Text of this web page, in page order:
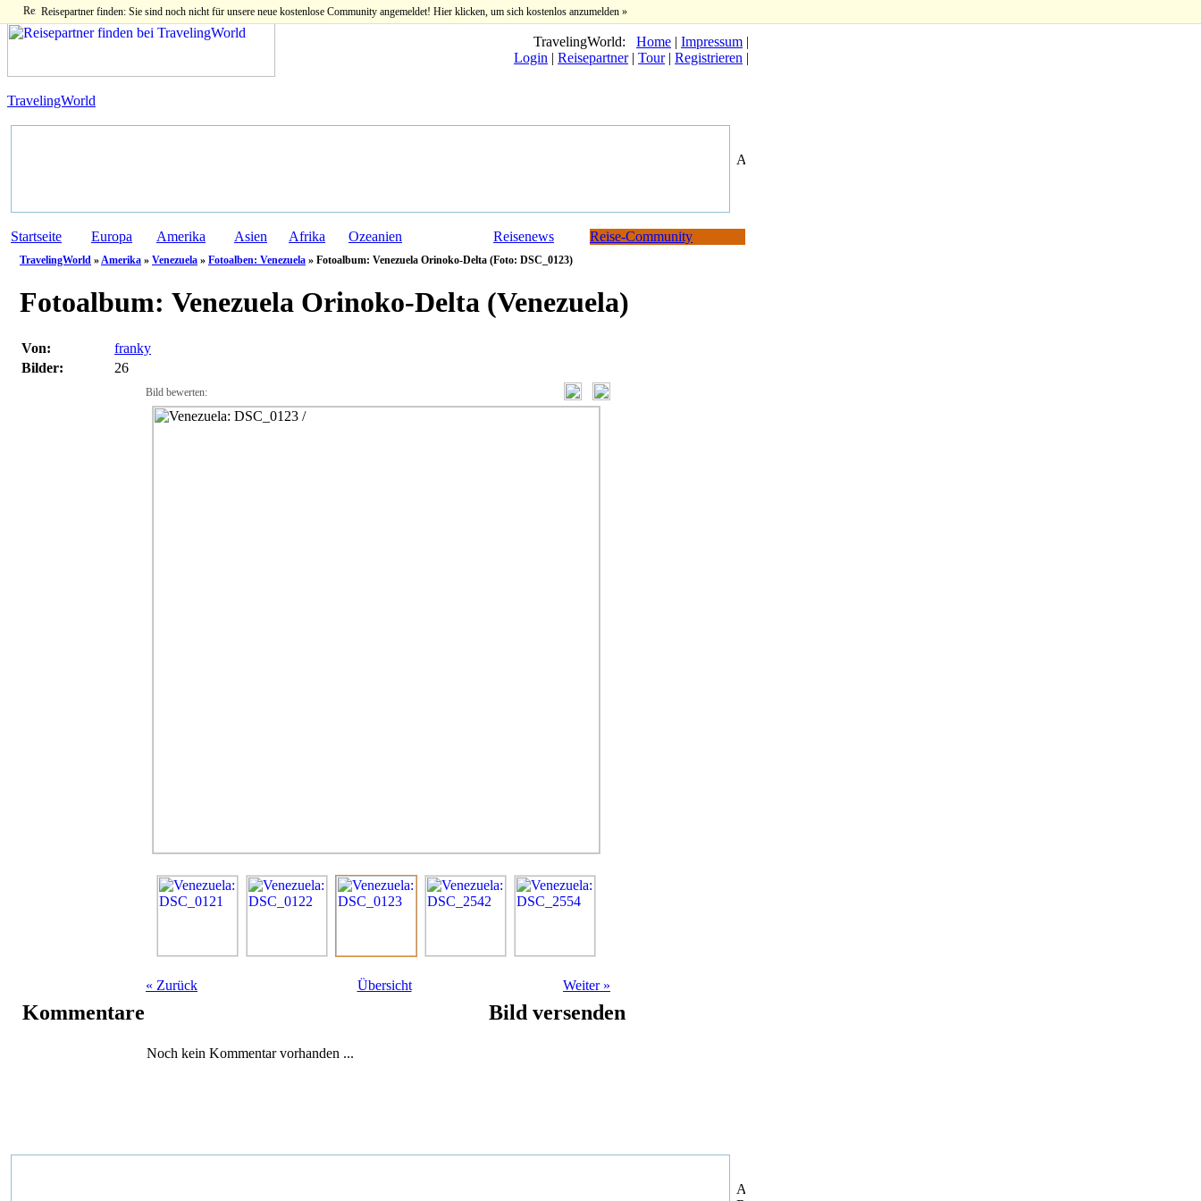
Reisepartner finden: Sie sind noch nicht für unsere neue kostenlose Community angemeldet! Hier klicken, um sich kostenlos anzumelden »
TravelingWorld: Home | Impressum |
Login | Reisepartner| Tour| Registrieren |
TravelingWorld
Startseite Europa Amerika Asien Afrika Ozeanien Reisenews Reise-Community
TravelingWorld »Amerika » Venezuela » Fotoalben: Venezuela » Fotoalbum: Venezuela Orinoko-Delta (Foto: DSC_0123)
Fotoalbum: Venezuela Orinoko-Delta (Venezuela)
Von:
franky
Bilder:
26
Bild bewerten:
« Zurück Übersicht Weiter »
Kommentare
Noch kein Kommentar vorhanden ...
Bild versenden